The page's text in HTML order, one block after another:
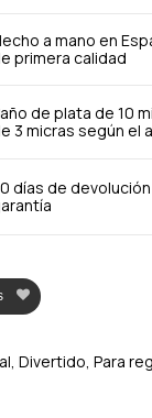
a mano en
primera calidad
de plata de 10
3 micras según el
días de
Divertido Para